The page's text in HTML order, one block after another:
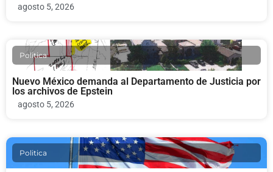
agosto 5, 2026
Politica
Nuevo México demanda al Departamento de Justicia por
los archivos de Epstein
agosto 5, 2026
Politica